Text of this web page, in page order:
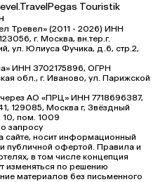
Pegas Touristik
Тревел» (2011 - 2026) ИНН
г. Москва, вн.тер.г.
ул. Юлиуса Фучика, д.6, стр.2,
ИНН 3702175896, ОГРН
обл., г. Иваново, ул. Парижской
АО «ПРЦ» ИНН 7718696387,
129085, Москва г, Звёздный
10, пом. 1009
запросу
носит информационный
публичной офертой. Правила и
в том числе концепция
изменяться по решению
материалов без письменного